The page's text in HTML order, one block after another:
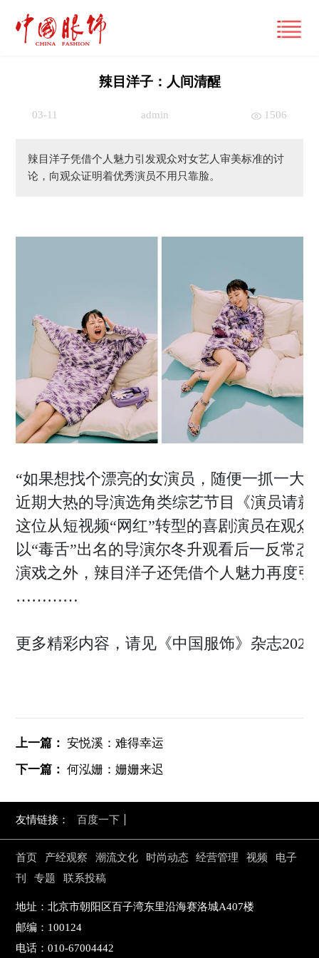
产经观察
专栏
跨界
国内
时尚活动
市场
商业
企管
新知
视频
电子刊
专题
联系投稿
寻求报道
投稿须知
商务合作
版权申明
辣目洋子：人间清醒
03-11 admin 1506
辣目洋子凭借个人魅力引发观众对女艺人审美标准的讨
论，向观众证明着优秀演员不用只靠脸。
“如果想找个漂亮的女演员，随便一抓一大
近期大热的导演选角类综艺节目《演员请
这位从短视频“网红”转型的喜剧演员在观
以“毒舌”出名的导演尔冬升观看后一反常
演戏之外，辣目洋子还凭借个人魅力再度
…………
更多精彩内容，请见《中国服饰》杂志2020
上一篇： 安悦溪：难得幸运
下一篇： 何泓姗：姗姗来迟
友情链接： 百度一下
首页 产经观察 潮流文化 时尚动态 经营管理 视频
电子
刊
专题 联系投稿
地址：北京市朝阳区百子湾东里沿海赛洛城A407楼
邮编：100124
电话：010-67004442